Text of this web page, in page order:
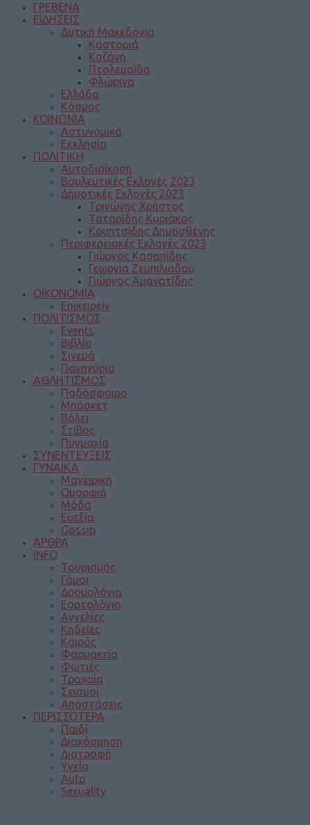
ΓΡΕΒΕΝΑ
ΕΙΔΗΣΕΙΣ
Δυτική Μακεδονία
Καστοριά
Κοζάνη
Πτολεμαΐδα
Φλώρινα
Ελλάδα
Κόσμος
ΚΟΙΝΩΝΙΑ
Αστυνομικά
Εκκλησία
ΠΟΛΙΤΙΚΗ
Αυτοδιοίκηση
Βουλευτικές Εκλογές 2023
Δημοτικές Εκλογές 2023
Τριγώνης Χρήστος
Ταταρίδης Κυριάκος
Κουπτσίδης Δημοσθένης
Περιφερειακές Εκλογές 2023
Γιώργος Κασαπίδης
Γεωργία Ζεμπιλιάδου
Γιώργος Αμανατίδης
ΟΙΚΟΝΟΜΙΑ
Επιχειρείν
ΠΟΛΙΤΙΣΜΟΣ
Events
Βιβλίο
Σινεμά
Πανηγύρια
ΑΘΛΗΤΙΣΜΟΣ
Ποδόσφαιρο
Μπάσκετ
Βόλεϊ
Στίβος
Πυγμαχία
ΣΥΝΕΝΤΕΥΞΕΙΣ
ΓΥΝΑΙΚΑ
Μαγειρική
Ομορφιά
Μόδα
Ευεξία
Gossip
ΆΡΘΡΑ
INFO
Τουρισμός
Γάμοι
Δρομολόγια
Εορτολόγιο
Αγγελίες
Κηδείες
Καιρός
Φαρμακεία
Φωτιές
Τροχαία
Σεισμοί
Αποστάσεις
ΠΕΡΙΣΣΟΤΕΡΑ
Παιδί
Διακόσμηση
Διατροφή
Υγεία
Auto
Sexuality